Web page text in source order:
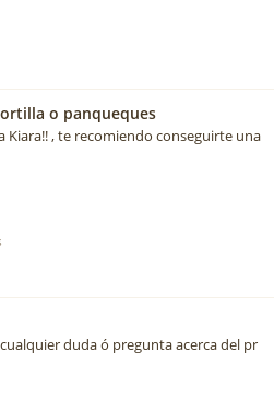
o panqueques
Kiara!! , te recomiendo conseguirte una
duda ó pregunta acerca del pr